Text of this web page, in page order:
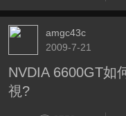
amgc43c
2009-7-21
NVDIA 6600GT如
視?